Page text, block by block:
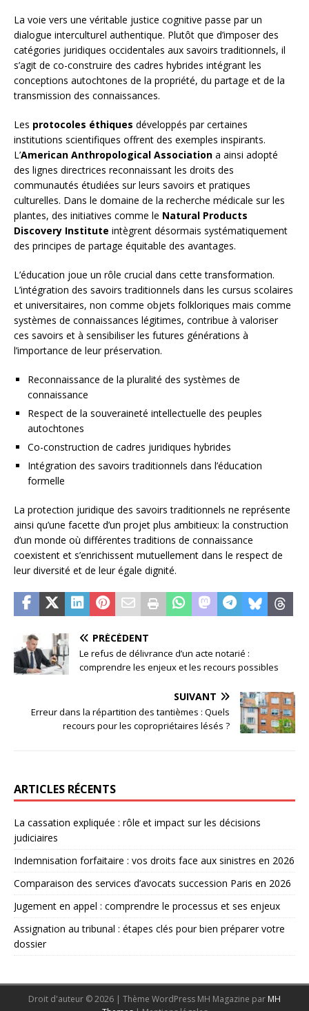
La voie vers une véritable justice cognitive passe par un
dialogue interculturel authentique. Plutôt que d’imposer des
catégories juridiques occidentales aux savoirs traditionnels, il
s’agit de co-construire des cadres hybrides intégrant les
conceptions autochtones de la propriété, du partage et de la
transmission des connaissances.
Les protocoles éthiques développés par certaines
institutions scientifiques offrent des exemples inspirants.
L’American Anthropological Association a ainsi adopté
des lignes directrices reconnaissant les droits des
communautés étudiées sur leurs savoirs et pratiques
culturelles. Dans le domaine de la recherche médicale sur les
plantes, des initiatives comme le Natural Products
Discovery Institute intègrent désormais systématiquement
des principes de partage équitable des avantages.
L’éducation joue un rôle crucial dans cette transformation.
L’intégration des savoirs traditionnels dans les cursus scolaires
et universitaires, non comme objets folkloriques mais comme
systèmes de connaissances légitimes, contribue à valoriser
ces savoirs et à sensibiliser les futures générations à
l’importance de leur préservation.
Reconnaissance de la pluralité des systèmes de
connaissance
Respect de la souveraineté intellectuelle des peuples
autochtones
Co-construction de cadres juridiques hybrides
Intégration des savoirs traditionnels dans l’éducation
formelle
La protection juridique des savoirs traditionnels ne représente
ainsi qu’une facette d’un projet plus ambitieux: la construction
d’un monde où différentes traditions de connaissance
coexistent et s’enrichissent mutuellement dans le respect de
leur diversité et de leur égale dignité.
PRÉCÉDENT
Le refus de délivrance d’un acte notarié :
comprendre les enjeux et les recours possibles
SUIVANT
Erreur dans la répartition des tantièmes : Quels
recours pour les copropriétaires lésés ?
ARTICLES RÉCENTS
La cassation expliquée : rôle et impact sur les décisions
judiciaires
Indemnisation forfaitaire : vos droits face aux sinistres en 2026
Comparaison des services d’avocats succession Paris en 2026
Jugement en appel : comprendre le processus et ses enjeux
Assignation au tribunal : étapes clés pour bien préparer votre
dossier
Droit d'auteur © 2026 | Thème WordPress MH Magazine par MH